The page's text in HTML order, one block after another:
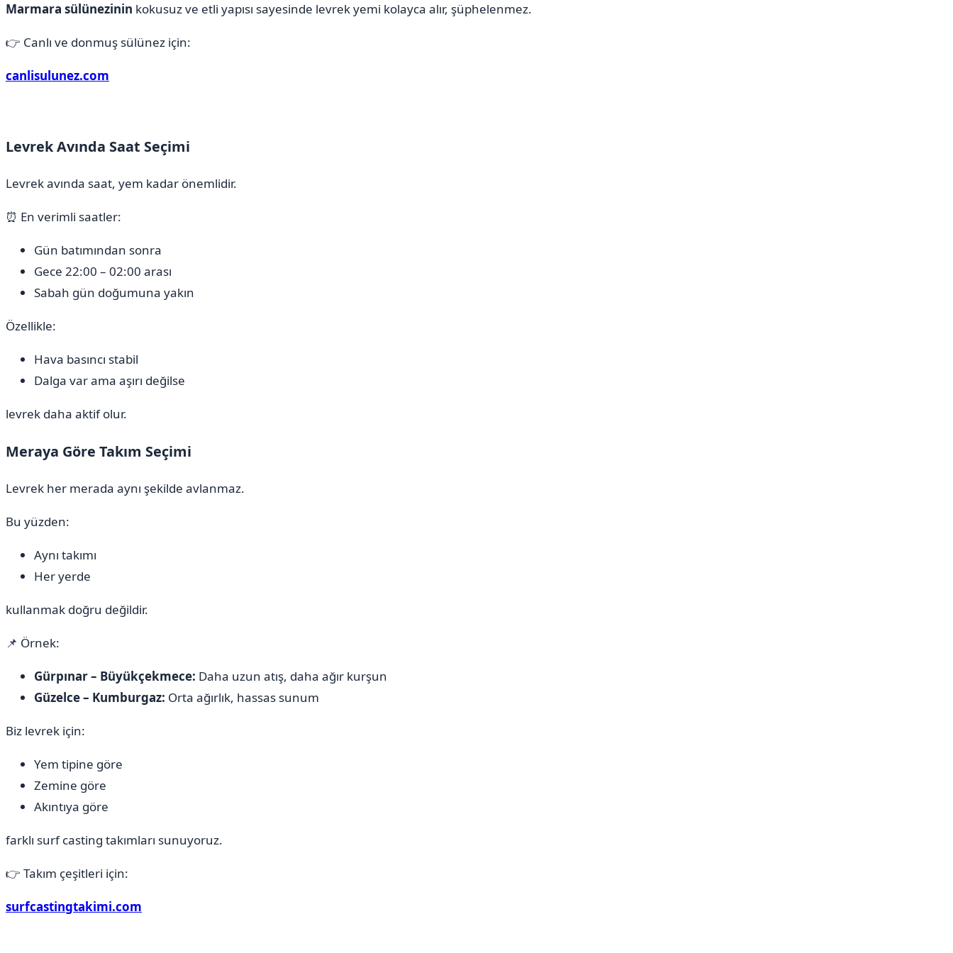
Marmara sülünezinin kokusuz ve etli yapısı sayesinde levrek yemi kolayca alır, şüphelenmez.
👉 Canlı ve donmuş sülünez için:
canlisulunez.com
Levrek Avında Saat Seçimi
Levrek avında saat, yem kadar önemlidir.
⏰ En verimli saatler:
Gün batımından sonra
Gece 22:00 – 02:00 arası
Sabah gün doğumuna yakın
Özellikle:
Hava basıncı stabil
Dalga var ama aşırı değilse
levrek daha aktif olur.
Meraya Göre Takım Seçimi
Levrek her merada aynı şekilde avlanmaz.
Bu yüzden:
Aynı takımı
Her yerde
kullanmak doğru değildir.
📌 Örnek:
Gürpınar – Büyükçekmece: Daha uzun atış, daha ağır kurşun
Güzelce – Kumburgaz: Orta ağırlık, hassas sunum
Biz levrek için:
Yem tipine göre
Zemine göre
Akıntıya göre
farklı surf casting takımları sunuyoruz.
👉 Takım çeşitleri için:
surfcastingtakimi.com